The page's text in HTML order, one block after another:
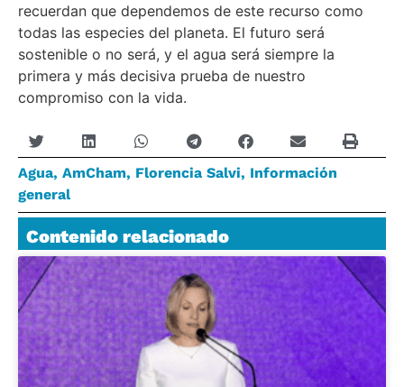
recuerdan que dependemos de este recurso como
todas las especies del planeta. El futuro será
sostenible o no será, y el agua será siempre la
primera y más decisiva prueba de nuestro
compromiso con la vida.
Agua, AmCham, Florencia Salvi, Información
general
Contenido relacionado